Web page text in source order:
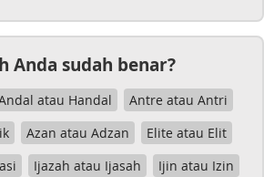
Anda sudah benar?
atau Handal
Antre atau Antri
Azan atau Adzan
Elite atau Elit
Ijazah atau Ijasah
Ijin atau Izin